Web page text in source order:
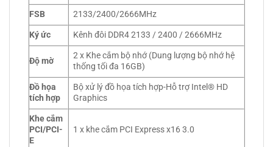
FSB
2133/2400/2666MHz
Ký ức
Kênh đôi DDR4 2133 / 2400 / 2666MHz
Độ mờ
2 x Khe cắm bộ nhớ (Dung lượng bộ nhớ hệ
thống tối đa 16GB)
Đồ họa
tích hợp
Bộ xử lý đồ họa tích hợp-Hỗ trợ Intel® HD
Graphics
Khe cắm
PCI/PCI-
E
1 x khe cắm PCI Express x16 3.0